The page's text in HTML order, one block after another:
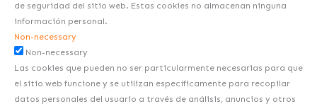
de seguridad del sitio web. Estas cookies no almacenan ninguna
información personal.
Non-necessary
Non-necessary
Las cookies que pueden no ser particularmente necesarias para que
el sitio web funcione y se utilizan específicamente para recopilar
datos personales del usuario a través de análisis, anuncios y otros